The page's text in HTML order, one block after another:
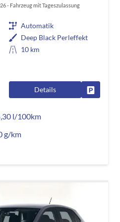
Fahrzeug mit Tageszulassung
Automatik
Deep Black Perleffekt
10 km
Details
l/100km
g/km